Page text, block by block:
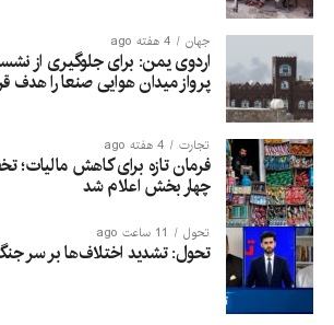
جهان 4 هفته ago
اردوی یمن: برای جلوگیری از
پرواز میدان هوایی صنعا را هدف
تجارت 4 هفته ago
چهار بخش اعلام شد
تحول 11 ساعت ago
تحول: تشدید اختلاف‌ها بر سر